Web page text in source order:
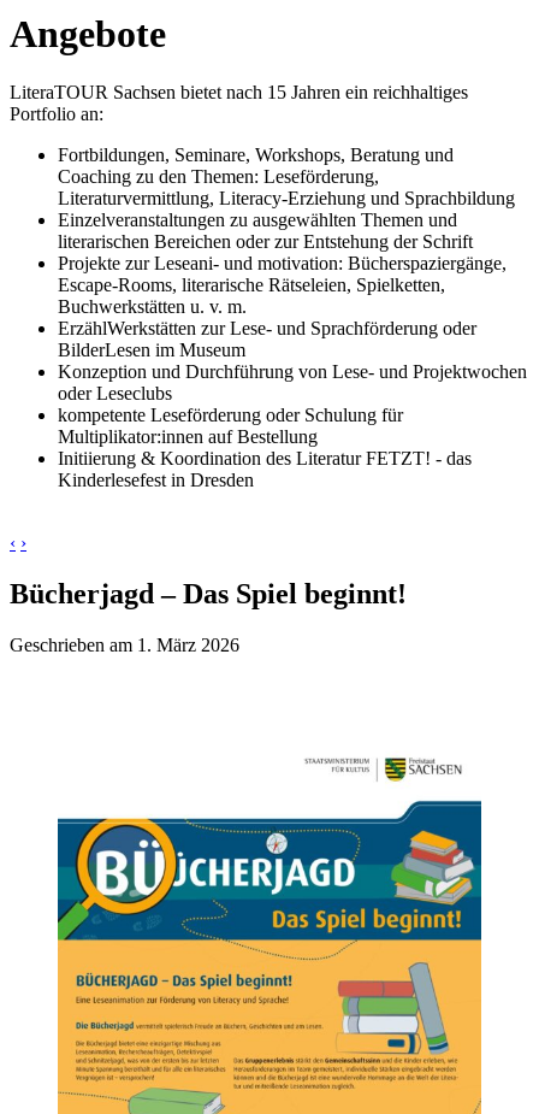
Angebote
LiteraTOUR Sachsen bietet nach 15 Jahren ein reichhaltiges
Portfolio an:
Fortbildungen, Seminare, Workshops, Beratung und
Coaching zu den Themen: Leseförderung,
Literaturvermittlung, Literacy-Erziehung und Sprachbildung
Einzelveranstaltungen zu ausgewählten Themen und
literarischen Bereichen oder zur Entstehung der Schrift
Projekte zur Leseani- und motivation: Bücherspaziergänge,
Escape-Rooms, literarische Rätseleien, Spielketten,
Buchwerkstätten u. v. m.
ErzählWerkstätten zur Lese- und Sprachförderung oder
BilderLesen im Museum
Konzeption und Durchführung von Lese- und Projektwochen
oder Leseclubs
kompetente Leseförderung oder Schulung für
Multiplikator:innen auf Bestellung
Initiierung & Koordination des Literatur FETZT! - das
Kinderlesefest in Dresden
‹ ›
Bücherjagd – Das Spiel beginnt!
Geschrieben am 1. März 2026